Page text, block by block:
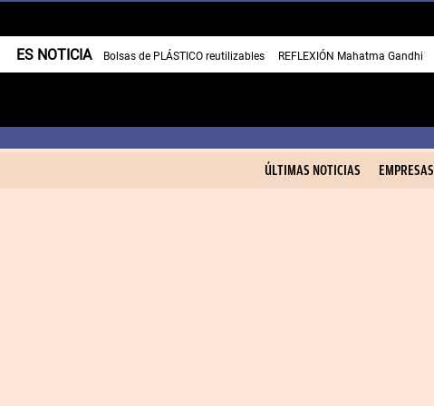
ES NOTICIA Bolsas de PLÁSTICO reutilizables REFLEXIÓN Mahatma Gandhi
ÚLTIMAS NOTICIAS EMPRESAS